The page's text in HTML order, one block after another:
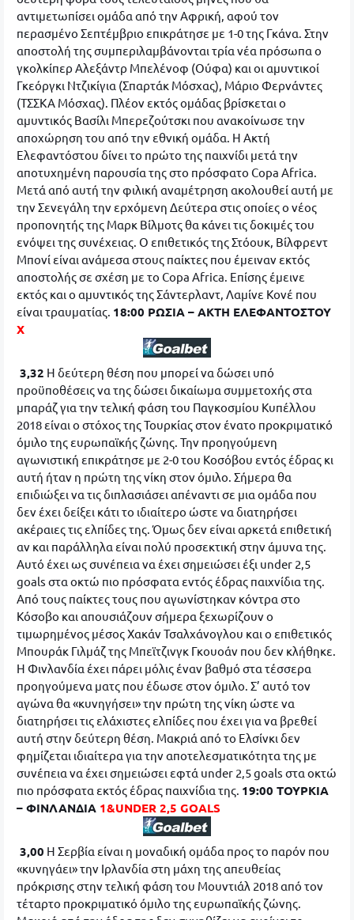
αντιμετωπίσει ομάδα από την Αφρική, αφού τον
περασμένο Σεπτέμβριο επικράτησε με 1-0 της Γκάνα. Στην
αποστολή της συμπεριλαμβάνονται τρία νέα πρόσωπα ο
γκολκίπερ Αλεξάντρ Μπελένοφ (Ούφα) και οι αμυντικοί
Γκεόργκι Ντζικίγια (Σπαρτάκ Μόσχας), Μάριο Φερνάντες
(ΤΣΣΚΑ Μόσχας). Πλέον εκτός ομάδας βρίσκεται ο
αμυντικός Βασίλι Μπερεζούτσκι που ανακοίνωσε την
αποχώρηση του από την εθνική ομάδα. Η Ακτή
Ελεφαντόστου δίνει το πρώτο της παιχνίδι μετά την
αποτυχημένη παρουσία της στο πρόσφατο Copa Africa.
Μετά από αυτή την φιλική αναμέτρηση ακολουθεί αυτή με
την Σενεγάλη την ερχόμενη Δεύτερα στις οποίες ο νέος
προπονητής της Μαρκ Βίλμοτς θα κάνει τις δοκιμές του
ενόψει της συνέχειας. Ο επιθετικός της Στόουκ, Βίλφρεντ
Μπονί είναι ανάμεσα στους παίκτες που έμειναν εκτός
αποστολής σε σχέση με το Copa Africa. Επίσης έμεινε
εκτός και ο αμυντικός της Σάντερλαντ, Λαμίνε Κονέ που
είναι τραυματίας. 18:00 ΡΩΣΙΑ – ΑΚΤΗ ΕΛΕΦΑΝΤΟΣΤΟΥ
Χ
3,32 Η δεύτερη θέση που μπορεί να δώσει υπό
προϋποθέσεις να της δώσει δικαίωμα συμμετοχής στα
μπαράζ για την τελική φάση του Παγκοσμίου Κυπέλλου
2018 είναι ο στόχος της Τουρκίας στον ένατο προκριματικό
όμιλο της ευρωπαϊκής ζώνης. Την προηγούμενη
αγωνιστική επικράτησε με 2-0 του Κοσόβου εντός έδρας κι
αυτή ήταν η πρώτη της νίκη στον όμιλο. Σήμερα θα
επιδιώξει να τις διπλασιάσει απέναντι σε μια ομάδα που
δεν έχει δείξει κάτι το ιδιαίτερο ώστε να διατηρήσει
ακέραιες τις ελπίδες της. Όμως δεν είναι αρκετά επιθετική
αν και παράλληλα είναι πολύ προσεκτική στην άμυνα της.
Αυτό έχει ως συνέπεια να έχει σημειώσει έξι under 2,5
goals στα οκτώ πιο πρόσφατα εντός έδρας παιχνίδια της.
Από τους παίκτες τους που αγωνίστηκαν κόντρα στο
Κόσοβο και απουσιάζουν σήμερα ξεχωρίζουν ο
τιμωρημένος μέσος Χακάν Τσαλχάνογλου και ο επιθετικός
Μπουράκ Γιλμάζ της Μπεϊτζινγκ Γκουοάν που δεν κλήθηκε.
Η Φινλανδία έχει πάρει μόλις έναν βαθμό στα τέσσερα
προηγούμενα ματς που έδωσε στον όμιλο. Σ’ αυτό τον
αγώνα θα «κυνηγήσει» την πρώτη της νίκη ώστε να
διατηρήσει τις ελάχιστες ελπίδες που έχει για να βρεθεί
αυτή στην δεύτερη θέση. Μακριά από το Ελσίνκι δεν
φημίζεται ιδιαίτερα για την αποτελεσματικότητα της με
συνέπεια να έχει σημειώσει εφτά under 2,5 goals στα οκτώ
πιο πρόσφατα εκτός έδρας παιχνίδια της. 19:00 ΤΟΥΡΚΙΑ
– ΦΙΝΛΑΝΔΙΑ 1&UNDER 2,5 GOALS
3,00 Η Σερβία είναι η μοναδική ομάδα προς το παρόν που
«κυνηγάει» την Ιρλανδία στη μάχη της απευθείας
πρόκρισης στην τελική φάση του Μουντιάλ 2018 από τον
τέταρτο προκριματικό όμιλο της ευρωπαϊκής ζώνης.